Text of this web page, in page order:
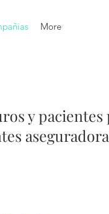
More
y pacientes